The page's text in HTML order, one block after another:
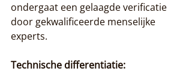
ondergaat een gelaagde verificatie
door gekwalificeerde menselijke
experts.
Technische differentiatie: